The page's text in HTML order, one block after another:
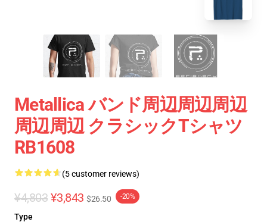
Metallica バンド周辺周辺周辺
周辺周辺 クラシックTシャツ
RB1608
(5 customer reviews)
¥4,803 ¥3,843 $26.50 -20%
Type